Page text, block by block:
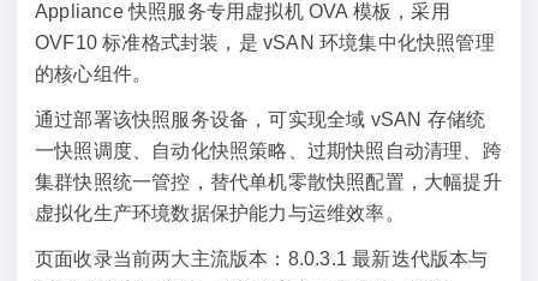
Appliance 快照服务专用虚拟机 OVA 模板，采用
OVF10 标准格式封装，是 vSAN 环境集中化快照管理
的核心组件。
通过部署该快照服务设备，可实现全域 vSAN 存储统
一快照调度、自动化快照策略、过期快照自动清理、跨
集群快照统一管控，替代单机零散快照配置，大幅提升
虚拟化生产环境数据保护能力与运维效率。
页面收录当前两大主流版本：8.0.3.1 最新迭代版本与